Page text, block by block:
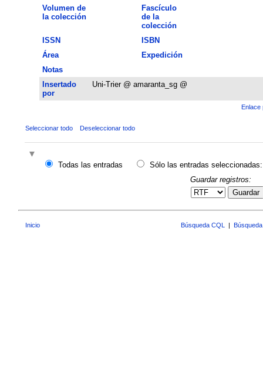
Volumen de
la colección
Fascículo
de la
colección
ISSN
ISBN
Área
Expedición
Notas
Insertado
por
Uni-Trier @ amaranta_sg @
Enlace
Seleccionar todo Deseleccionar todo
Todas las entradas
Sólo las entradas seleccionadas:
Guardar registros:
Guardar
Inicio Búsqueda CQL